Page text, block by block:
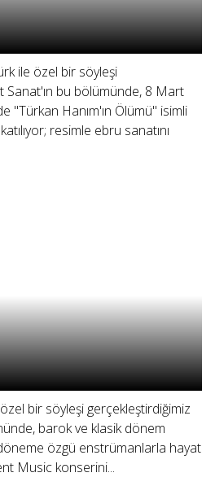
ile özel bir söyleşi
Sanat'ın bu bölümünde, 8 Mart
"Türkan Hanım'ın Ölümü" isimli
resimle ebru sanatını
bir söyleşi gerçekleştirdiğimiz
barok ve klasik dönem
özgü enstrümanlarla hayat
Music konserini...